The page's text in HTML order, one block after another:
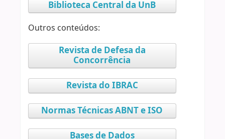
Biblioteca Central da UnB
Outros conteúdos:
Revista de Defesa da
Concorrência
Revista do IBRAC
Normas Técnicas ABNT e ISO
Bases de Dados